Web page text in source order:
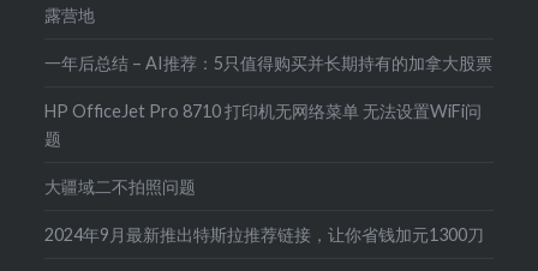
露营地
一年后总结 – AI推荐：5只值得购买并长期持有的加拿大股票
HP OfficeJet Pro 8710 打印机无网络菜单 无法设置WiFi问
题
大疆域二不拍照问题
2024年9月最新推出特斯拉推荐链接，让你省钱加元1300刀